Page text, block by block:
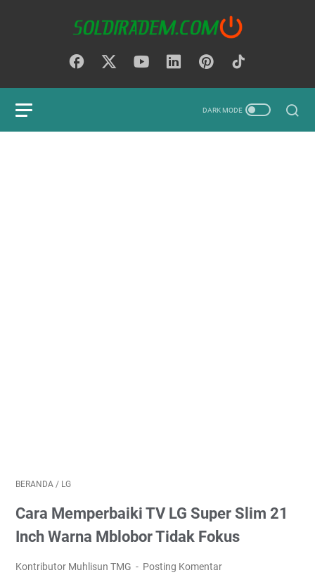
BERANDA / LG
Cara Memperbaiki TV LG Super Slim 21
Inch Warna Mblobor Tidak Fokus
Kontributor Muhlisun TMG Posting Komentar